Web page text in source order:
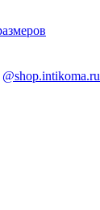
@shop.intikoma.ru